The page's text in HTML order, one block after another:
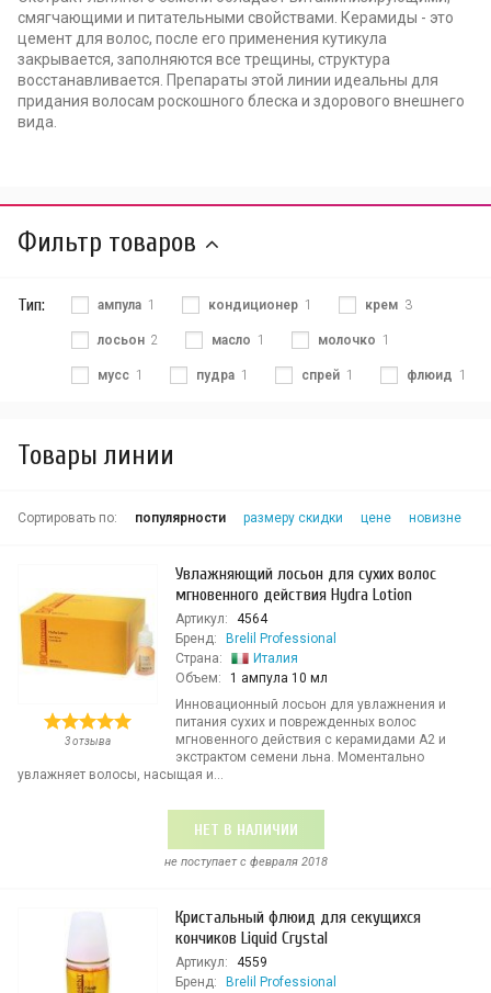
смягчающими и питательными свойствами. Керамиды - это
цемент для волос, после его применения кутикула
закрывается, заполняются все трещины, структура
восстанавливается. Препараты этой линии идеальны для
придания волосам роскошного блеска и здорового внешнего
вида.
Фильтр товаров
Тип: ампула 1 кондиционер 1 крем 3
лосьон 2 масло 1 молочко 1
мусс 1 пудра 1 спрей 1 флюид 1
Товары линии
Сортировать по: популярности размеру скидки цене новизне
3 отзыва
Увлажняющий лосьон для сухих волос
мгновенного действия Hydra Lotion
Артикул:
4564
Бренд:
Brelil Professional
Страна:
Италия
Объем:
1 ампула 10 мл
Инновационный лосьон для увлажнения и
питания сухих и поврежденных волос
мгновенного действия с керамидами А2 и
экстрактом семени льна. Моментально
увлажняет волосы, насыщая и...
НЕТ В НАЛИЧИИ
не поступает c февраля 2018
Кристальный флюид для секущихся
кончиков Liquid Crystal
Артикул:
4559
Бренд:
Brelil Professional